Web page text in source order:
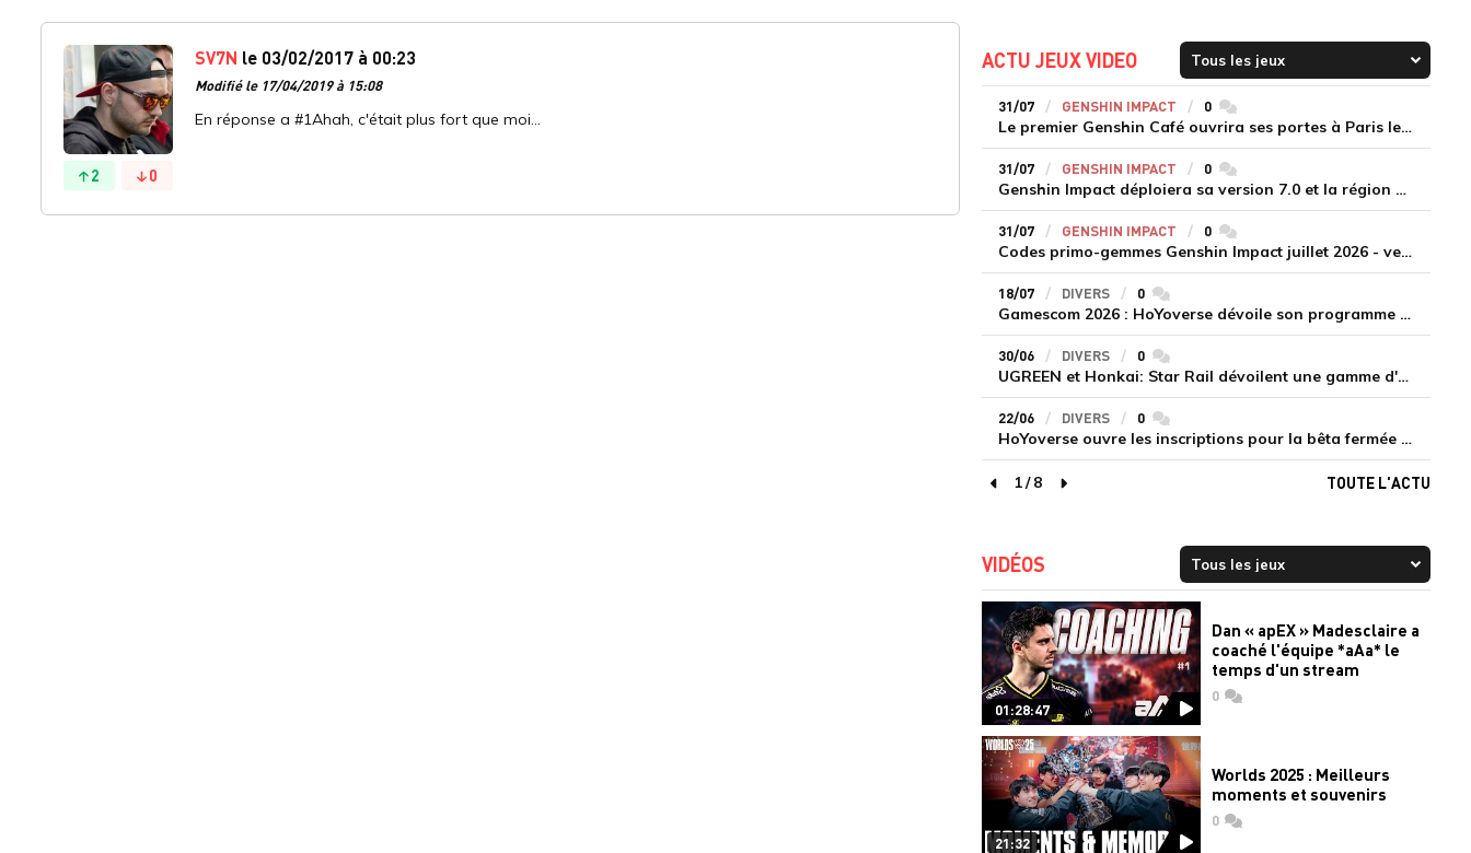
2 0
SV7N le 03/02/2017 à 00:23
Modifié le 17/04/2019 à 15:08
En réponse a #1Ahah, c'était plus fort que moi...
ACTU JEUX VIDEO
31/07 GENSHIN IMPACT 0commentaires
Le premier Genshin Café ouvrira ses portes à Paris le 14 août
31/07 GENSHIN IMPACT 0commentaires
Genshin Impact déploiera sa version 7.0 et la région de Snezhnaya le 12 août
31/07 GENSHIN IMPACT 0commentaires
Codes primo-gemmes Genshin Impact juillet 2026 - version 7.0
18/07 DIVERS 0commentaires
Gamescom 2026 : HoYoverse dévoile son programme et présente deux nouveaux jeux inédits
30/06 DIVERS 0commentaires
UGREEN et Honkai: Star Rail dévoilent une gamme d'accessoires de recharge en édition limitée
22/06 DIVERS 0commentaires
HoYoverse ouvre les inscriptions pour la bêta fermée de Honkai : Nexus Anima
page précédente
1/8
page suivante
TOUTE L'ACTU
VIDÉOS
01:28:47
Dan « apEX » Madesclaire a
coaché l'équipe *aAa* le
temps d'un stream
0commentaires
21:32
Worlds 2025 : Meilleurs
moments et souvenirs
0commentaires